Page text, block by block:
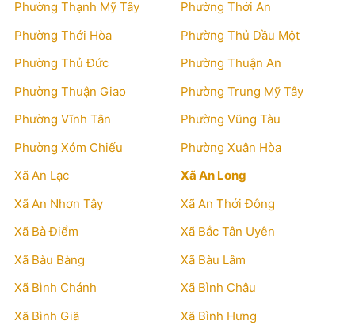
Phường Thạnh Mỹ Tây
Phường Thới An
Phường Thới Hòa
Phường Thủ Dầu Một
Phường Thủ Đức
Phường Thuận An
Phường Thuận Giao
Phường Trung Mỹ Tây
Phường Vĩnh Tân
Phường Vũng Tàu
Phường Xóm Chiếu
Phường Xuân Hòa
Xã An Lạc
Xã An Long
Xã An Nhơn Tây
Xã An Thới Đông
Xã Bà Điểm
Xã Bắc Tân Uyên
Xã Bàu Bàng
Xã Bàu Lâm
Xã Bình Chánh
Xã Bình Châu
Xã Bình Giã
Xã Bình Hưng